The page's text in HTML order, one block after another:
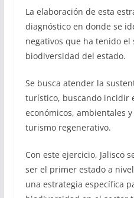
La elaboración de esta
diagnóstico en donde se
negativos que ha tenido
biodiversidad del estado.
Se busca atender la
turístico, buscando incidir
económicos, ambientales
turismo regenerativo.
Con este ejercicio, Jalisco
ser el primer estado a
una estrategia específica